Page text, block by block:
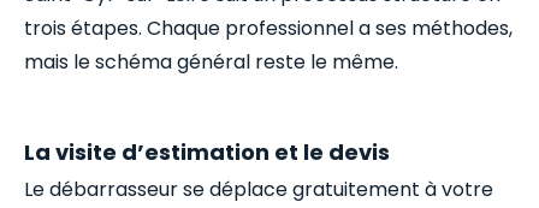
trois étapes. Chaque professionnel a ses méthodes,
mais le schéma général reste le même.
La visite d’estimation et le devis
Le débarrasseur se déplace gratuitement à votre